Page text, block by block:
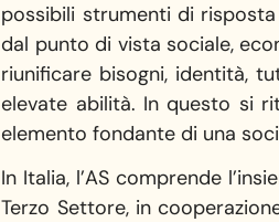
possibili strumenti di
dal punto di vista sociale,
riunificare bisogni, identità,
elevate abilità. In questo si
elemento fondante di una
In Italia, l’AS comprende
Terzo Settore, in